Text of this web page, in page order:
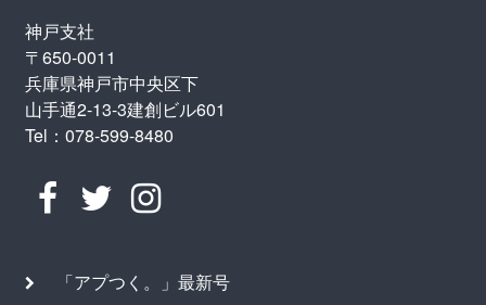
神戸支社
〒650-0011
兵庫県神戸市中央区下
山手通2-13-3建創ビル601
Tel：078-599-8480
「アプつく。」最新号